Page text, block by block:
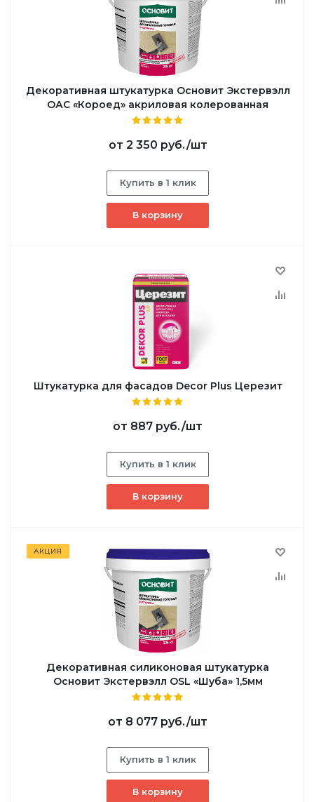
Декоративная штукатурка Основит Экстервэлл
ОАС «Короед» акриловая колерованная
от 2 350 руб./шт
Купить в 1 клик
В корзину
Штукатурка для фасадов Decor Plus Церезит
от 887 руб./шт
Купить в 1 клик
В корзину
АКЦИЯ
Декоративная силиконовая штукатурка
Основит Экстервэлл OSL «Шуба» 1,5мм
от 8 077 руб./шт
Купить в 1 клик
В корзину